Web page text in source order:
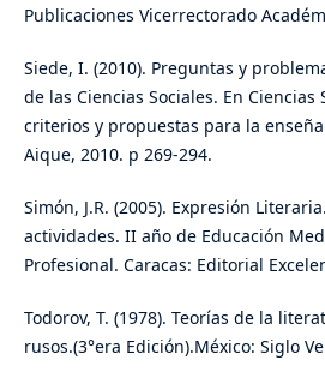
Publicaciones Vicerrectorado
Siede, I. (2010). Preguntas y
de las Ciencias Sociales. En Ciencias
criterios y propuestas para la
Aique, 2010. p 269-294.
Simón, J.R. (2005). Expresión
actividades. II año de Educación
Profesional. Caracas: Editorial
Todorov, T. (1978). Teorías de la
rusos.(3°era Edición).México: Siglo